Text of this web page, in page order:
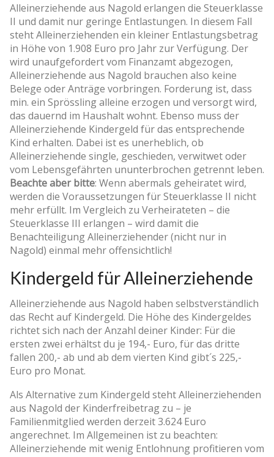
Alleinerziehende aus Nagold erlangen die Steuerklasse
II und damit nur geringe Entlastungen. In diesem Fall
steht Alleinerziehenden ein kleiner Entlastungsbetrag
in Höhe von 1.908 Euro pro Jahr zur Verfügung. Der
wird unaufgefordert vom Finanzamt abgezogen,
Alleinerziehende aus Nagold brauchen also keine
Belege oder Anträge vorbringen. Forderung ist, dass
min. ein Sprössling alleine erzogen und versorgt wird,
das dauernd im Haushalt wohnt. Ebenso muss der
Alleinerziehende Kindergeld für das entsprechende
Kind erhalten. Dabei ist es unerheblich, ob
Alleinerziehende single, geschieden, verwitwet oder
vom Lebensgefährten ununterbrochen getrennt leben.
Beachte aber bitte: Wenn abermals geheiratet wird,
werden die Voraussetzungen für Steuerklasse II nicht
mehr erfüllt. Im Vergleich zu Verheirateten – die
Steuerklasse III erlangen – wird damit die
Benachteiligung Alleinerziehender (nicht nur in
Nagold) einmal mehr offensichtlich!
Kindergeld für Alleinerziehende
Alleinerziehende aus Nagold haben selbstverständlich
das Recht auf Kindergeld. Die Höhe des Kindergeldes
richtet sich nach der Anzahl deiner Kinder: Für die
ersten zwei erhältst du je 194,- Euro, für das dritte
fallen 200,- ab und ab dem vierten Kind gibt´s 225,-
Euro pro Monat.
Als Alternative zum Kindergeld steht Alleinerziehenden
aus Nagold der Kinderfreibetrag zu – je
Familienmitglied werden derzeit 3.624 Euro
angerechnet. Im Allgemeinen ist zu beachten:
Alleinerziehende mit wenig Entlohnung profitieren vom